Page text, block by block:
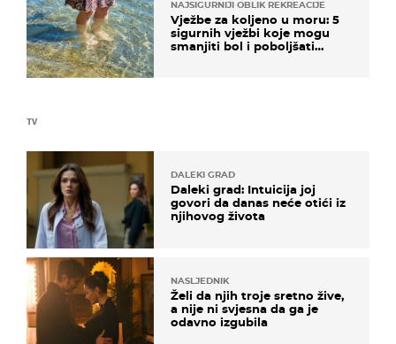
TV
DALEKI GRAD
Daleki grad: Intuicija joj
govori da danas neće otići iz
njihovog života
NASLJEDNIK
Želi da njih troje sretno žive,
a nije ni svjesna da ga je
odavno izgubila
NAJSIGURNIJI OBLIK REKREACIJE
Vježbe za koljeno u moru: 5
sigurnih vježbi koje mogu
smanjiti bol i poboljšati